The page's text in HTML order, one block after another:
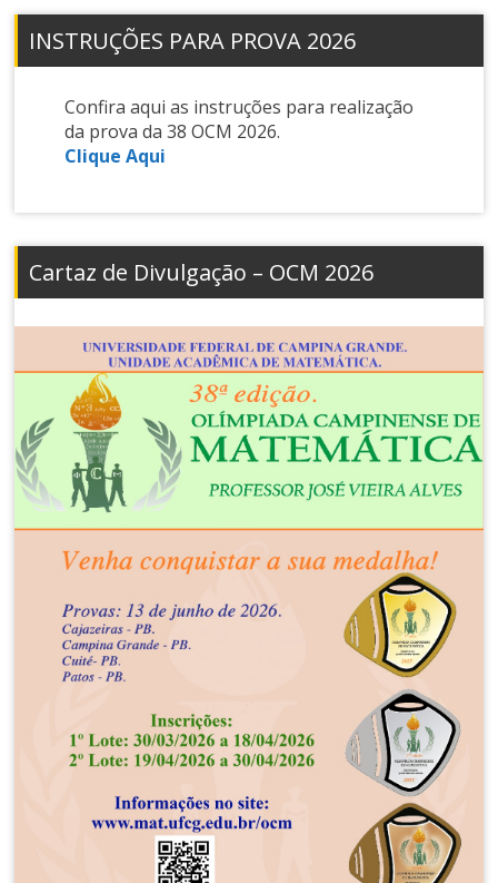
INSTRUÇÕES PARA PROVA 2026
Confira aqui as instruções para realização
da prova da 38 OCM 2026.
Clique Aqui
Cartaz de Divulgação – OCM 2026